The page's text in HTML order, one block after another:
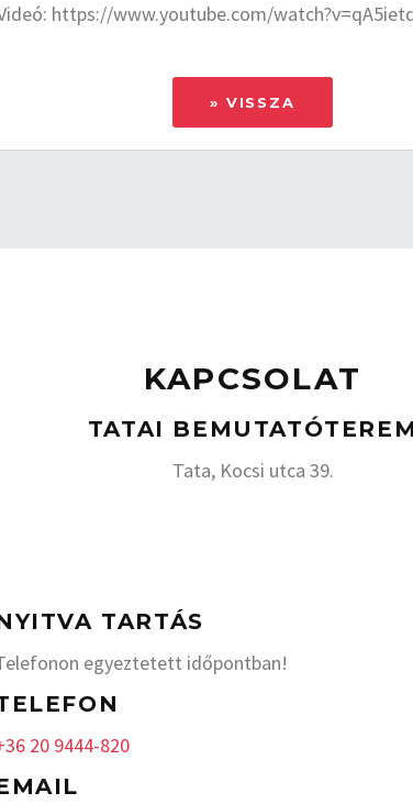
https://www.youtube.com/
» VISSZA
KAPCSOLAT
TATAI
Tata, Kocsi utca 39.
TARTÁS
egyeztetett időpontban!
20 9444-820